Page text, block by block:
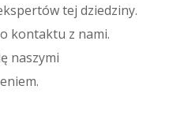
tej dziedziny.
kontaktu z nami.
naszymi